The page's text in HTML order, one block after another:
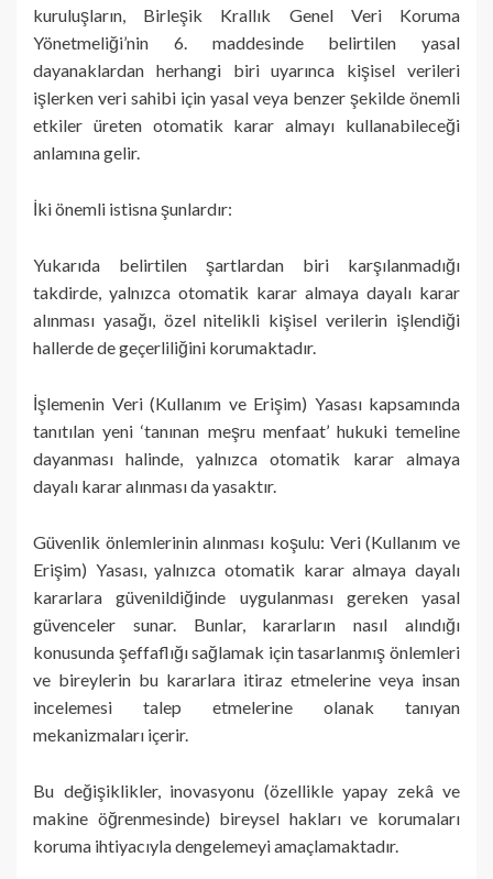
kuruluşların, Birleşik Krallık Genel Veri Koruma
Yönetmeliği’nin 6. maddesinde belirtilen yasal
dayanaklardan herhangi biri uyarınca kişisel verileri
işlerken veri sahibi için yasal veya benzer şekilde önemli
etkiler üreten otomatik karar almayı kullanabileceği
anlamına gelir.
İki önemli istisna şunlardır:
Yukarıda belirtilen şartlardan biri karşılanmadığı
takdirde, yalnızca otomatik karar almaya dayalı karar
alınması yasağı, özel nitelikli kişisel verilerin işlendiği
hallerde de geçerliliğini korumaktadır.
İşlemenin Veri (Kullanım ve Erişim) Yasası kapsamında
tanıtılan yeni ‘tanınan meşru menfaat’ hukuki temeline
dayanması halinde, yalnızca otomatik karar almaya
dayalı karar alınması da yasaktır.
Güvenlik önlemlerinin alınması koşulu: Veri (Kullanım ve
Erişim) Yasası, yalnızca otomatik karar almaya dayalı
kararlara güvenildiğinde uygulanması gereken yasal
güvenceler sunar. Bunlar, kararların nasıl alındığı
konusunda şeffaflığı sağlamak için tasarlanmış önlemleri
ve bireylerin bu kararlara itiraz etmelerine veya insan
incelemesi talep etmelerine olanak tanıyan
mekanizmaları içerir.
Bu değişiklikler, inovasyonu (özellikle yapay zekâ ve
makine öğrenmesinde) bireysel hakları ve korumaları
koruma ihtiyacıyla dengelemeyi amaçlamaktadır.